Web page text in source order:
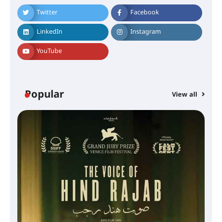
Twitter Facebook
LinkedIn Instagram
YouTube
Popular View all
സെന്റ് ജോസഫ്സ് കോളജ്
കോമേഴ്‌സ് അസോസിയേഷന്
തുടക്കമായി